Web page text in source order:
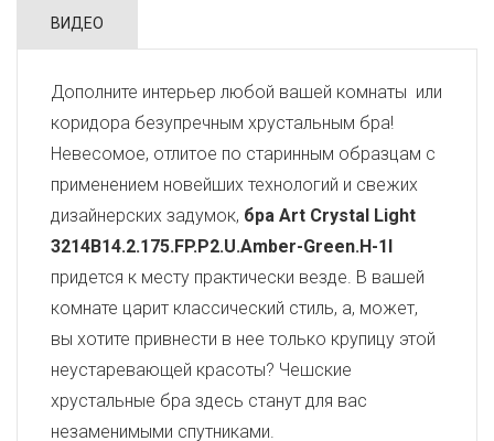
ВИДЕО
Дополните интерьер любой вашей комнаты или
коридора безупречным хрустальным бра!
Невесомое, отлитое по старинным образцам с
применением новейших технологий и свежих
дизайнерских задумок, бра Art Crystal Light
3214B14.2.175.FP.P2.U.Amber-Green.H-1I
придется к месту практически везде. В вашей
комнате царит классический стиль, а, может,
вы хотите привнести в нее только крупицу этой
неустаревающей красоты? Чешские
хрустальные бра здесь станут для вас
незаменимыми спутниками.